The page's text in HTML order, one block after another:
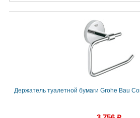
Держатель туалетной бумаги Grohe Bau